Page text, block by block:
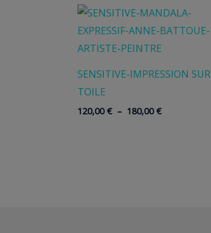
SENSITIVE-IMPRESSION SUR
TOILE
120,00€ – 180,00€Plage